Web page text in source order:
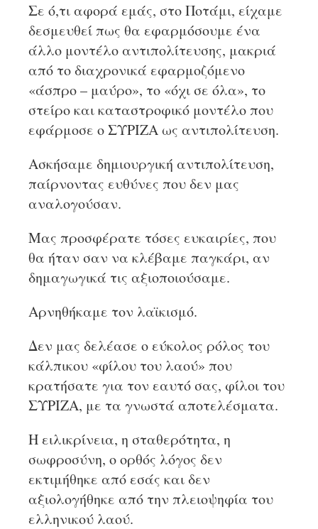
Σε ό,τι αφορά εμάς, στο Ποτάμι, είχαμε
δεσμευθεί πως θα εφαρμόσουμε ένα
άλλο μοντέλο αντιπολίτευσης, μακριά
από το διαχρονικά εφαρμοζόμενο
«άσπρο – μαύρο», το «όχι σε όλα», το
στείρο και καταστροφικό μοντέλο που
εφάρμοσε ο ΣΥΡΙΖΑ ως αντιπολίτευση.
Ασκήσαμε δημιουργική αντιπολίτευση,
παίρνοντας ευθύνες που δεν μας
αναλογούσαν.
Μας προσφέρατε τόσες ευκαιρίες, που
θα ήταν σαν να κλέβαμε παγκάρι, αν
δημαγωγικά τις αξιοποιούσαμε.
Αρνηθήκαμε τον λαϊκισμό.
Δεν μας δελέασε ο εύκολος ρόλος του
κάλπικου «φίλου του λαού» που
κρατήσατε για τον εαυτό σας, φίλοι του
ΣΥΡΙΖΑ, με τα γνωστά αποτελέσματα.
Η ειλικρίνεια, η σταθερότητα, η
σωφροσύνη, ο ορθός λόγος δεν
εκτιμήθηκε από εσάς και δεν
αξιολογήθηκε από την πλειοψηφία του
ελληνικού λαού.